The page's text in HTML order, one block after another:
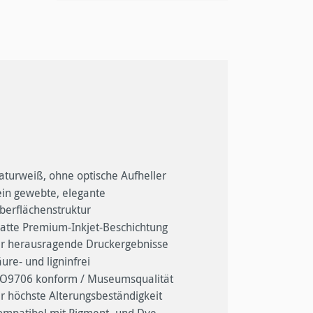
ohne optische Aufheller
gewebte, elegante
Premium-Inkjet-Beschichtung
herausragende Druckergebnisse
und ligninfrei
konform / Museumsqualität
höchste Alterungsbeständigkeit